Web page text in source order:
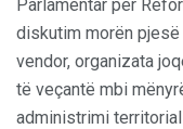
Parlamentar për
diskutim morën
vendor, organizata
të veçantë mbi
administrimi